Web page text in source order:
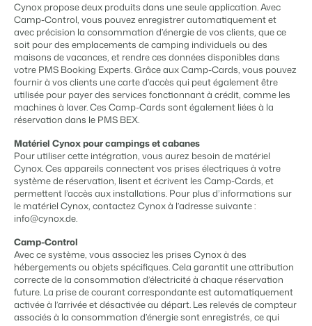
Gestion des canaux de distribution
Diffusez votre inventaire sur plusieurs canaux.
App Store
Intégrez vos applications et outils préférés.
Gestion des propriétaires
Offrez la transparence que les propriétaires méritent.
Passez à l'action
Prêt à adopter la croissance ?
BEX CMS
Site web
Donnez vie à votre marque grâce à notre créateur de site.
Site web immobilier
Organismes de location de vacances
Chaînes hôtelières et marques indépendantes multiples.
Promoteurs immobiliers touristiques
Développement de projets immobiliers.
Hôtels
Services de conciergerie et gestion locative
Gestion de location de vacances et concierges
Témoignages
Témoignages de nos clients.
Entrez en contact avec nous
Customer Success
Obtenez des réponses à vos questions.
Passez à l'action
Prêt à adopter la croissance ?
Développeurs
Construisez votre solution avec notre API ouverte.
Partenaires
Rejoignez-nous dans notre aventure pour transformer l'industrie
de l'hospitalité.
Événements
BEX PMS
FR
Gestion du contenu
Des connections pour tous les CMS
Gestion des installations
Automatisez et simplifiez vos processus
Gestion des revenus
Optimisez vos tarifs et votre taux d'occupation
Conformité
Des applications pour rester conforme aux réglementations en
vigueur
Comptabilité
Gardez vos comptes à jour
Systèmes POS
Connectez vos points de vente à votre PMS
Communications
Prenez le contrôle de la communication client
Systèmes énergétiques
Mesurez votre consommation grâce à des compteurs connectés
Il manque une application?
Cynox propose deux produits dans une seule application. Avec
Camp-Control, vous pouvez enregistrer automatiquement et
avec précision la consommation d’énergie de vos clients, que ce
soit pour des emplacements de camping individuels ou des
maisons de vacances, et rendre ces données disponibles dans
votre PMS Booking Experts. Grâce aux Camp-Cards, vous pouvez
fournir à vos clients une carte d’accès qui peut également être
utilisée pour payer des services fonctionnant à crédit, comme les
machines à laver. Ces Camp-Cards sont également liées à la
réservation dans le PMS BEX.
Matériel Cynox pour campings et cabanes
Pour utiliser cette intégration, vous aurez besoin de matériel
Cynox. Ces appareils connectent vos prises électriques à votre
système de réservation, lisent et écrivent les Camp-Cards, et
permettent l’accès aux installations. Pour plus d’informations sur
le matériel Cynox, contactez Cynox à l’adresse suivante :
info@cynox.de.
Camp-Control
Avec ce système, vous associez les prises Cynox à des
hébergements ou objets spécifiques. Cela garantit une attribution
correcte de la consommation d’électricité à chaque réservation
future. La prise de courant correspondante est automatiquement
activée à l’arrivée et désactivée au départ. Les relevés de compteur
associés à la consommation d’énergie sont enregistrés, ce qui